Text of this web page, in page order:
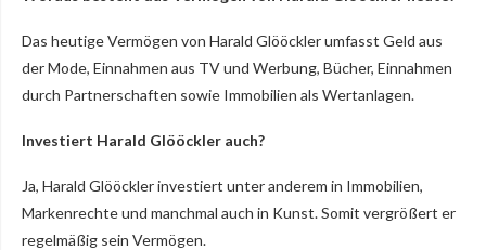
Das heutige Vermögen von Harald Glööckler umfasst Geld aus
der Mode, Einnahmen aus TV und Werbung, Bücher, Einnahmen
durch Partnerschaften sowie Immobilien als Wertanlagen.
Investiert Harald Glööckler auch?
Ja, Harald Glööckler investiert unter anderem in Immobilien,
Markenrechte und manchmal auch in Kunst. Somit vergrößert er
regelmäßig sein Vermögen.